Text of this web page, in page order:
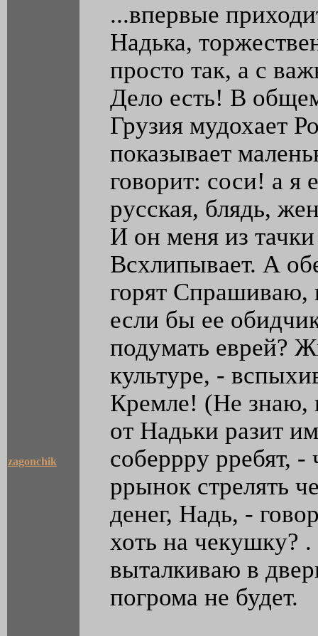
zagonchik
...впервые
Надька,
просто так, а с
Дело есть! В
Грузия мудохает
показывает
говорит: соси! а я
русская, блядь,
И он меня из
Всхлипывает. А
горят Спрашиваю,
если бы ее
подумать еврей?
культуре, -
Кремле! (Не знаю,
от Надьки разит
соберрру рребят,
ррынок стрелять
денег, Надь, -
хоть на чекушку?
выталкиваю в
погрома не будет.